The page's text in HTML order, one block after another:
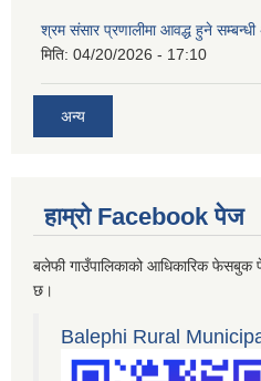
श्रम संसार प्रणालीमा आवद्ध हुने
मिति: 04/20/2026 - 17:10
अन्य
हाम्रो Facebook पेज
बलेफी गाउँपालिकाको आधिकारिक
छ।
Balephi Rural